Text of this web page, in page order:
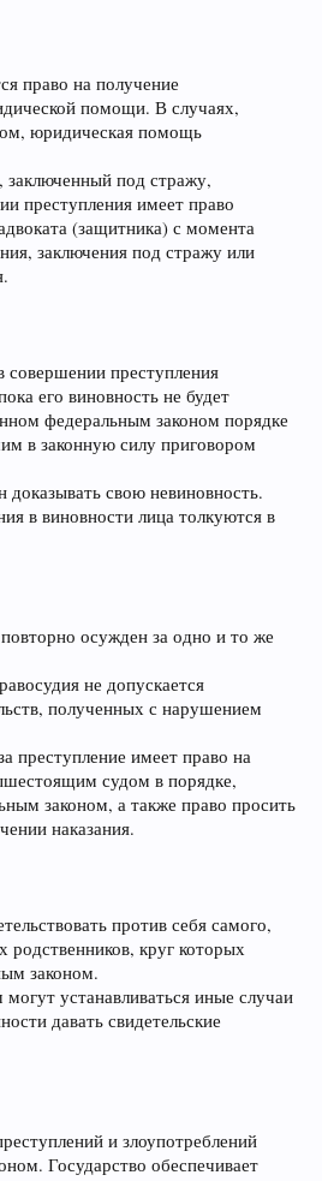
право на получение
помощи. В случаях,
юридическая помощь
под стражу,
преступления имеет право
(защитника) с момента
заключения под стражу или
преступления
его виновность не будет
федеральным законом порядке
в законную силу приговором
свою невиновность.
в виновности лица толкуются в
осужден за одно и то же
не допускается
полученных с нарушением
преступление имеет право на
судом в порядке,
законом, а также право просить
наказания.
против себя самого,
родственников, круг которых
законом.
устанавливаться иные случаи
давать свидетельские
и злоупотреблений
Государство обеспечивает